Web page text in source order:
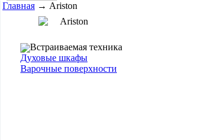
Главная → Ariston
Ariston
Встраиваемая техника
Духовые шкафы
Варочные поверхности